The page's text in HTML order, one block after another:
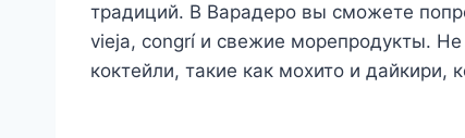
традиций. В Варадеро вы сможете
vieja, congrí и свежие морепродукты. Не
коктейли, такие как мохито и